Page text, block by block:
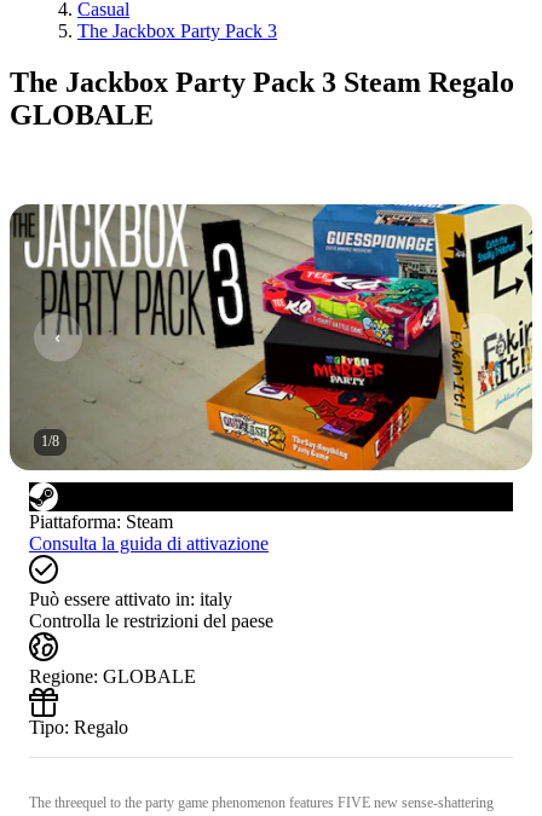
Casual
The Jackbox Party Pack 3
The Jackbox Party Pack 3 Steam Regalo
GLOBALE
1/8
Piattaforma: Steam
Consulta la guida di attivazione
Può essere attivato in: italy
Controlla le restrizioni del paese
Regione: GLOBALE
Tipo: Regalo
The threequel to the party game phenomenon features FIVE new sense-shattering